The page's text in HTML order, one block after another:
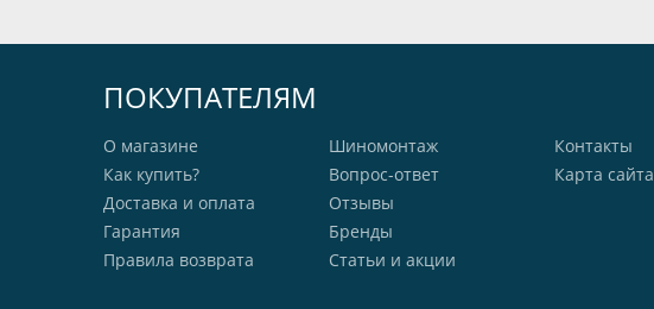
ПОКУПАТЕЛЯМ
О магазине
Как купить?
Доставка и оплата
Гарантия
Правила возврата
Шиномонтаж
Вопрос-ответ
Отзывы
Бренды
Статьи и акции
Контакты
Карта сайта